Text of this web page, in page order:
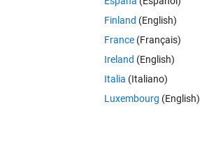
Finland (English)
France (Français)
Ireland (English)
Italia (Italiano)
Luxembourg (English)